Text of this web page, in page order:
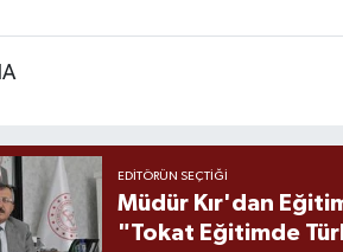
EDITÖRÜN SEÇTIĞI
Müdür Kır'dan
"Tokat Eğitimde